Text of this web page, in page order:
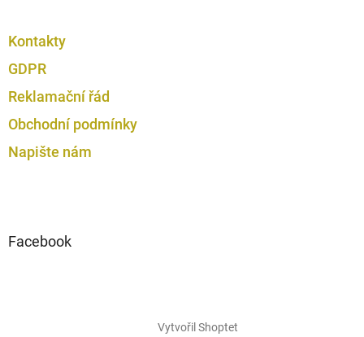
Kontakty
GDPR
Reklamační řád
Obchodní podmínky
Napište nám
Facebook
Vytvořil Shoptet